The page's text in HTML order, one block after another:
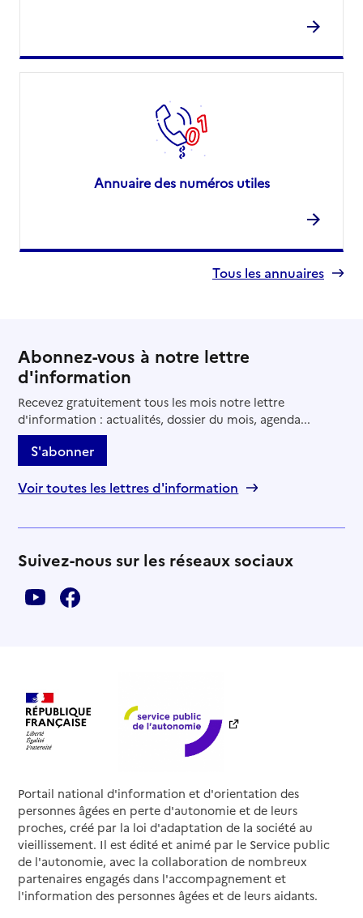
Annuaire des numéros utiles
Tous les annuaires
Abonnez-vous à notre lettre
d'information
Recevez gratuitement tous les mois notre lettre
d'information : actualités, dossier du mois, agenda...
S'abonner
Voir toutes les lettres d'information
Suivez-nous sur les réseaux sociaux
Portail national d'information et d'orientation des
personnes âgées en perte d'autonomie et de leurs
proches, créé par la loi d'adaptation de la société au
vieillissement. Il est édité et animé par le Service public
de l'autonomie, avec la collaboration de nombreux
partenaires engagés dans l'accompagnement et
l'information des personnes âgées et de leurs aidants.